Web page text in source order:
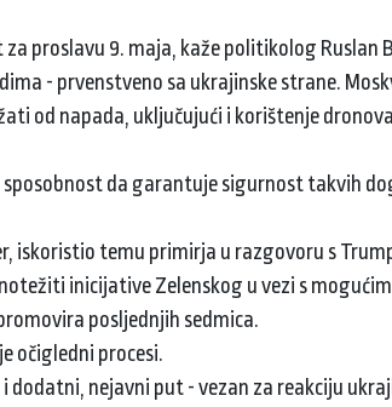
proslavu 9. maja, kaže politikolog Ruslan
- prvenstveno sa ukrajinske strane.
od napada, uključujući i korištenje
da garantuje sigurnost takvih
iskoristio temu primirja u razgovoru s
inicijative Zelenskog u vezi s
posljednjih sedmica.
očigledni procesi.
nejavni put - vezan za reakciju